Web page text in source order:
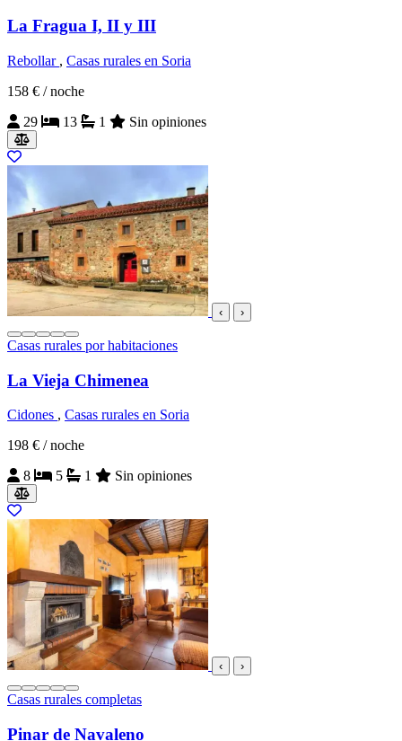
La Fragua I, II y III
Rebollar , Casas rurales en Soria
158 € / noche
29
13 1 Sin opiniones
‹ ›
Casas rurales por habitaciones
La Vieja Chimenea
Cidones , Casas rurales en Soria
198 € / noche
8
5 1 Sin opiniones
‹ ›
Casas rurales completas
Pinar de Navaleno